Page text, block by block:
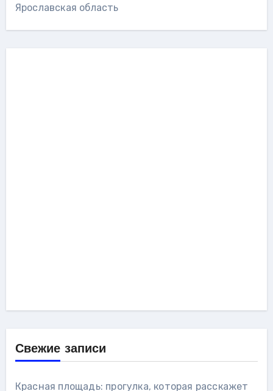
Ярославская область
Свежие записи
Красная площадь: прогулка, которая расскажет